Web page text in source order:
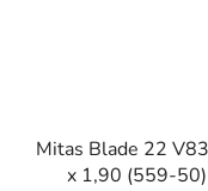
Mitas Blade 22
x 1,90 (559-50)